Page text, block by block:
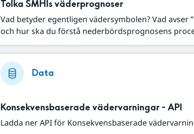
Tolka SMHIs väderprognoser
Vad betyder egentligen vädersymbolen? Vad avser
och hur ska du förstå nederbördsprognosens
Data
Konsekvensbaserade vädervarningar - API
Ladda ner API för Konsekvensbaserade